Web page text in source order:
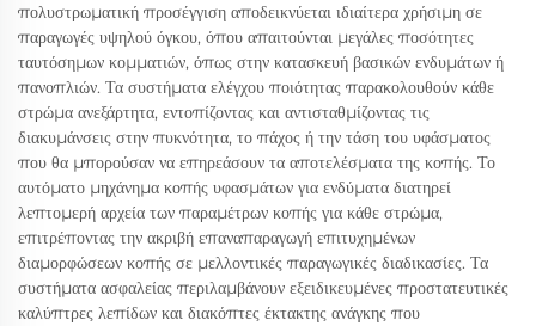
πολυστρωματική προσέγγιση αποδεικνύεται ιδιαίτερα χρήσιμη σε
παραγωγές υψηλού όγκου, όπου απαιτούνται μεγάλες ποσότητες
ταυτόσημων κομματιών, όπως στην κατασκευή βασικών ενδυμάτων ή
πανοπλιών. Τα συστήματα ελέγχου ποιότητας παρακολουθούν κάθε
στρώμα ανεξάρτητα, εντοπίζοντας και αντισταθμίζοντας τις
διακυμάνσεις στην πυκνότητα, το πάχος ή την τάση του υφάσματος
που θα μπορούσαν να επηρεάσουν τα αποτελέσματα της κοπής. Το
αυτόματο μηχάνημα κοπής υφασμάτων για ενδύματα διατηρεί
λεπτομερή αρχεία των παραμέτρων κοπής για κάθε στρώμα,
επιτρέποντας την ακριβή επαναπαραγωγή επιτυχημένων
διαμορφώσεων κοπής σε μελλοντικές παραγωγικές διαδικασίες. Τα
συστήματα ασφαλείας περιλαμβάνουν εξειδικευμένες προστατευτικές
καλύπτρες λεπίδων και διακόπτες έκτακτης ανάγκης που